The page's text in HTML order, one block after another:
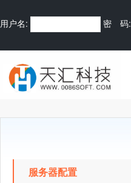
用户名: 密 码:
服务器配置